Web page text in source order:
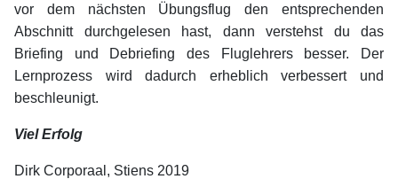
vor dem nächsten Übungsflug den entsprechenden
Abschnitt durchgelesen hast, dann verstehst du das
Briefing und Debriefing des Fluglehrers besser. Der
Lernprozess wird dadurch erheblich verbessert und
beschleunigt.
Viel Erfolg
Dirk Corporaal, Stiens 2019